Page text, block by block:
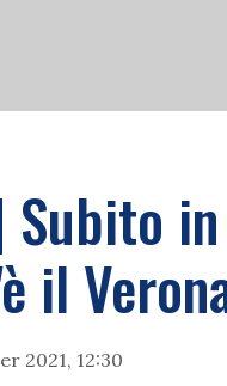
| Subito
il
2021, 12:30